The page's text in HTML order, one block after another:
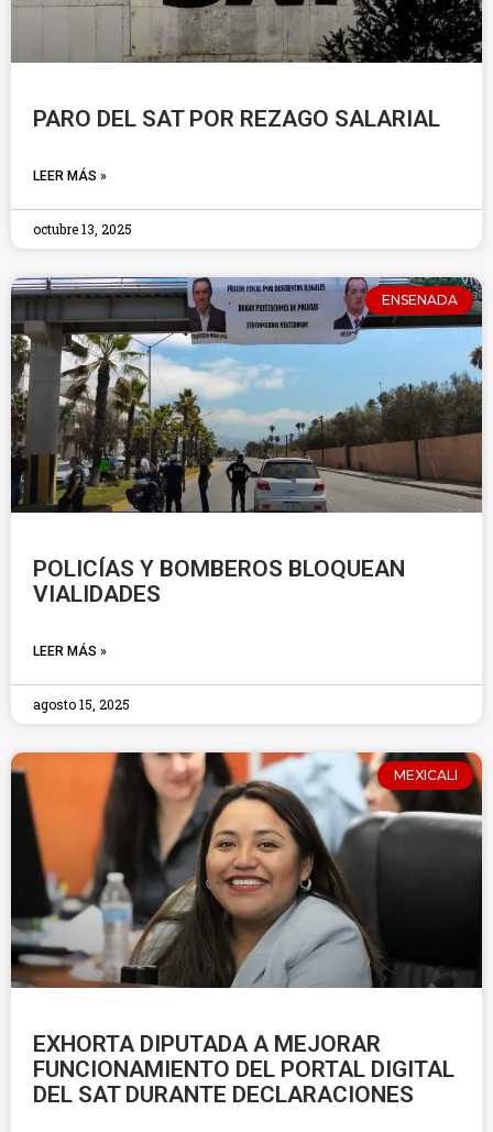
PARO DEL SAT POR REZAGO SALARIAL
LEER MÁS »
octubre 13, 2025
ENSENADA
POLICÍAS Y BOMBEROS BLOQUEAN
VIALIDADES
LEER MÁS »
agosto 15, 2025
MEXICALI
EXHORTA DIPUTADA A MEJORAR
FUNCIONAMIENTO DEL PORTAL DIGITAL
DEL SAT DURANTE DECLARACIONES